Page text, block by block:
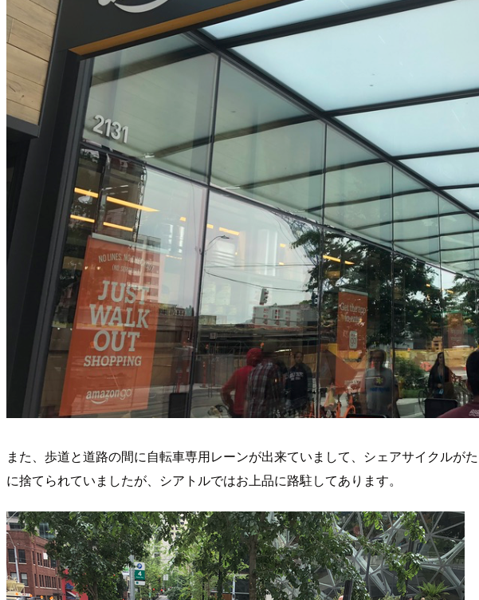
また、歩道と道路の間に自転車専用レーンが出来ていまして、シェアサイクル
に捨てられていましたが、シアトルではお上品に路駐してあります。